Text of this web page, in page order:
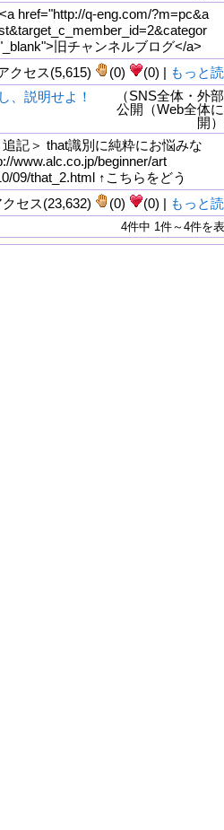
href="http://q-eng.com/?m=pc&a
旧チャンネルブログ</a>
クセス(5,615) (0) (0) | もっと
、説明せよ！
（SNS全体・外
公開（Web全体
開）
追記＞ that識別に純粋にお悩みな
www.alc.co.jp/beginner/art
09/that_2.html ↑こちらをどう
セス(23,632) (0) (0) | もっと
4件中 1件～4件を